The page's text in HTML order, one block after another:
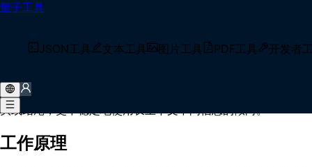
量子工具
JSON工具 文本工具 图片工具 PDF工具 开发者
首页/术语库
什么是 中间遗忘现象（Lost in the
中间遗忘现象（Lost in the Middle）是语言模型相比上下文开
头或结尾，更不稳定地使用长上下文中间信息的倾向。
工作原理